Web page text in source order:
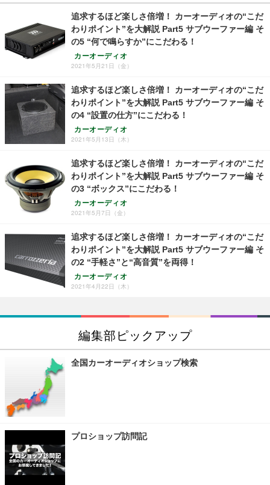
追求するほど楽しさ倍増！ カーオーディオの“こだ
わりポイント”を大解説 Part5 サブウーファー編 そ
の5 “何で鳴らすか”にこだわる！
カーオーディオ
2021年5月21日（金）
追求するほど楽しさ倍増！ カーオーディオの“こだ
わりポイント”を大解説 Part5 サブウーファー編 そ
の4 “設置の仕方”にこだわる！
カーオーディオ
2021年5月13日（木）
追求するほど楽しさ倍増！ カーオーディオの“こだ
わりポイント”を大解説 Part5 サブウーファー編 そ
の3 “ボックス”にこだわる！
カーオーディオ
2021年5月7日（金）
追求するほど楽しさ倍増！ カーオーディオの“こだ
わりポイント”を大解説 Part5 サブウーファー編 そ
の2 “手軽さ”と“高音質”を両得！
カーオーディオ
2021年4月22日（木）
編集部ピックアップ
全国カーオーディオショップ検索
プロショップ訪問記